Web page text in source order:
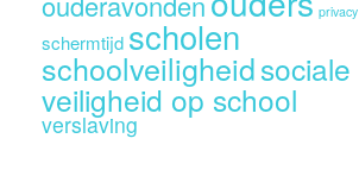
privacy
schermtijd scholen
schoolveiligheidsociale
veiligheid op school
verslaving